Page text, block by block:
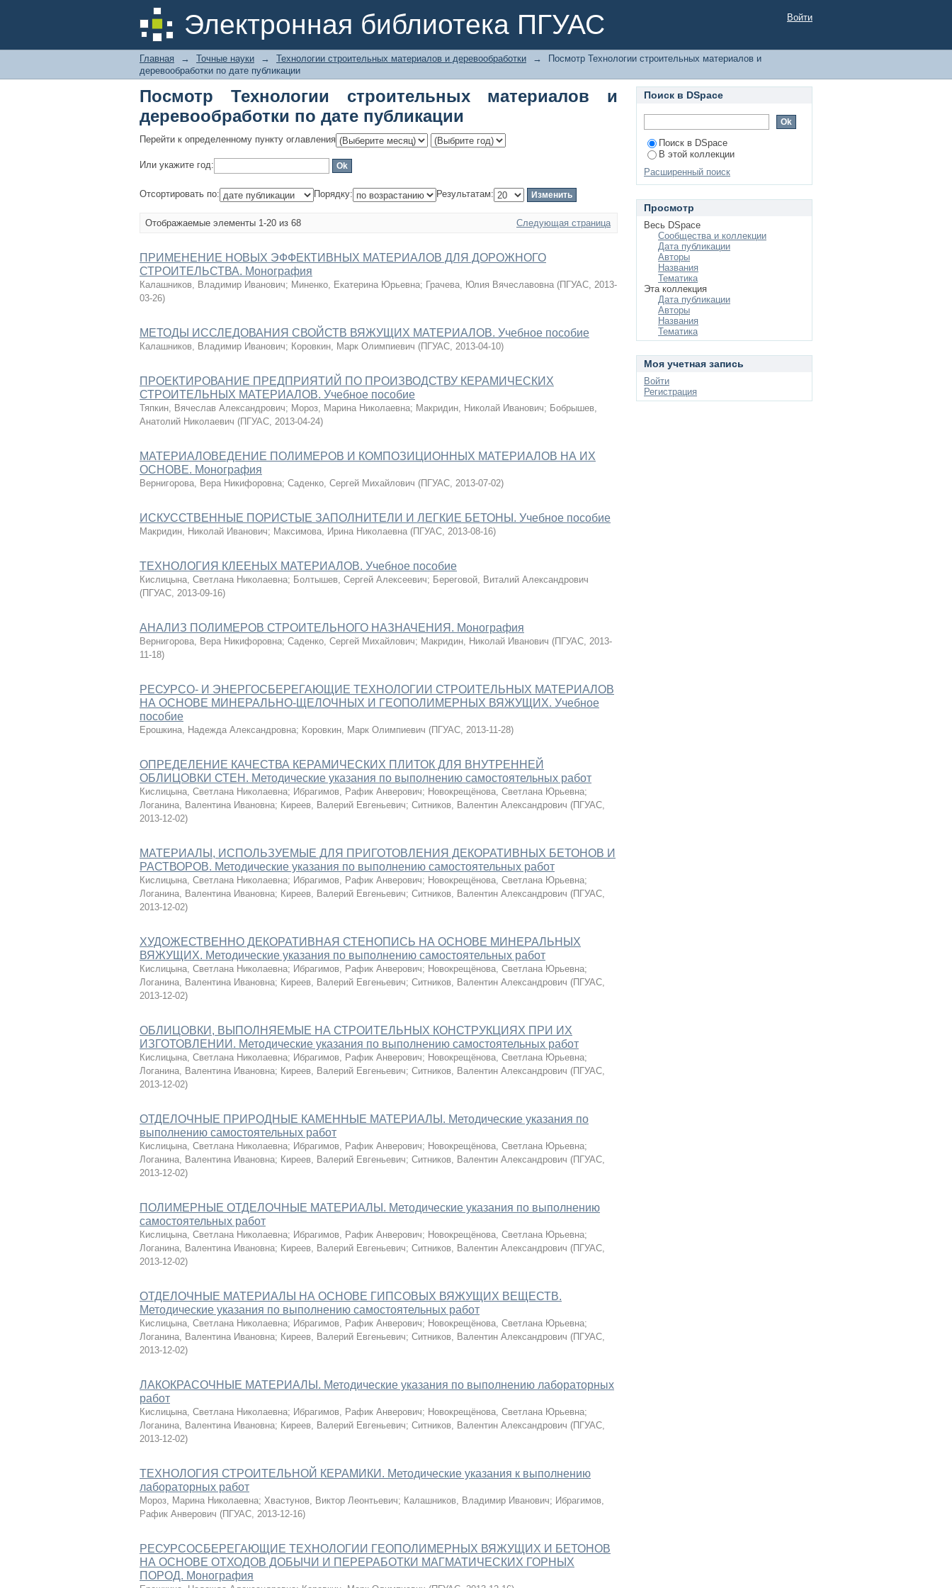
Электронная библиотека ПГУАС
Посмотр Технологии строительных материалов и деревообработки по дате
публикации
Войти
Главная → Точные науки → Технологии строительных материалов и деревообработки →
Посмотр Технологии строительных материалов и
деревообработки по дате публикации
Посмотр Технологии строительных материалов и
деревообработки по дате публикации
Перейти к определенному пункту оглавления
Или укажите год:
Отсортировать по: Порядку: Результатам:
Отображаемые элементы 1-20 из 68 Следующая страница
ПРИМЕНЕНИЕ НОВЫХ ЭФФЕКТИВНЫХ МАТЕРИАЛОВ ДЛЯ ДОРОЖНОГО
СТРОИТЕЛЬСТВА. Монография
Калашников, Владимир Иванович; Миненко, Екатерина Юрьевна; Грачева, Юлия Вячеславовна (ПГУАС, 2013-
03-26)
МЕТОДЫ ИССЛЕДОВАНИЯ СВОЙСТВ ВЯЖУЩИХ МАТЕРИАЛОВ. Учебное пособие
Калашников, Владимир Иванович; Коровкин, Марк Олимпиевич (ПГУАС, 2013-04-10)
ПРОЕКТИРОВАНИЕ ПРЕДПРИЯТИЙ ПО ПРОИЗВОДСТВУ КЕРАМИЧЕСКИХ
СТРОИТЕЛЬНЫХ МАТЕРИАЛОВ. Учебное пособие
Тяпкин, Вячеслав Александрович; Мороз, Марина Николаевна; Макридин, Николай Иванович; Бобрышев,
Анатолий Николаевич (ПГУАС, 2013-04-24)
МАТЕРИАЛОВЕДЕНИЕ ПОЛИМЕРОВ И КОМПОЗИЦИОННЫХ МАТЕРИАЛОВ НА ИХ
ОСНОВЕ. Монография
Вернигорова, Вера Никифоровна; Саденко, Сергей Михайлович (ПГУАС, 2013-07-02)
ИСКУССТВЕННЫЕ ПОРИСТЫЕ ЗАПОЛНИТЕЛИ И ЛЕГКИЕ БЕТОНЫ. Учебное пособие
Макридин, Николай Иванович; Максимова, Ирина Николаевна (ПГУАС, 2013-08-16)
ТЕХНОЛОГИЯ КЛЕЕНЫХ МАТЕРИАЛОВ. Учебное пособие
Кислицына, Светлана Николаевна; Болтышев, Сергей Алексеевич; Береговой, Виталий Александрович
(ПГУАС, 2013-09-16)
АНАЛИЗ ПОЛИМЕРОВ СТРОИТЕЛЬНОГО НАЗНАЧЕНИЯ. Монография
Вернигорова, Вера Никифоровна; Саденко, Сергей Михайлович; Макридин, Николай Иванович (ПГУАС, 2013-
11-18)
РЕСУРСО- И ЭНЕРГОСБЕРЕГАЮЩИЕ ТЕХНОЛОГИИ СТРОИТЕЛЬНЫХ МАТЕРИАЛОВ
НА ОСНОВЕ МИНЕРАЛЬНО-ЩЕЛОЧНЫХ И ГЕОПОЛИМЕРНЫХ ВЯЖУЩИХ. Учебное
пособие
Ерошкина, Надежда Александровна; Коровкин, Марк Олимпиевич (ПГУАС, 2013-11-28)
ОПРЕДЕЛЕНИЕ КАЧЕСТВА КЕРАМИЧЕСКИХ ПЛИТОК ДЛЯ ВНУТРЕННЕЙ
ОБЛИЦОВКИ СТЕН. Методические указания по выполнению самостоятельных работ
Кислицына, Светлана Николаевна; Ибрагимов, Рафик Анверович; Новокрещёнова, Светлана Юрьевна;
Логанина, Валентина Ивановна; Киреев, Валерий Евгеньевич; Ситников, Валентин Александрович (ПГУАС,
2013-12-02)
МАТЕРИАЛЫ, ИСПОЛЬЗУЕМЫЕ ДЛЯ ПРИГОТОВЛЕНИЯ ДЕКОРАТИВНЫХ БЕТОНОВ И
РАСТВОРОВ. Методические указания по выполнению самостоятельных работ
Кислицына, Светлана Николаевна; Ибрагимов, Рафик Анверович; Новокрещёнова, Светлана Юрьевна;
Логанина, Валентина Ивановна; Киреев, Валерий Евгеньевич; Ситников, Валентин Александрович (ПГУАС,
2013-12-02)
ХУДОЖЕСТВЕННО ДЕКОРАТИВНАЯ СТЕНОПИСЬ НА ОСНОВЕ МИНЕРАЛЬНЫХ
ВЯЖУЩИХ. Методические указания по выполнению самостоятельных работ
Кислицына, Светлана Николаевна; Ибрагимов, Рафик Анверович; Новокрещёнова, Светлана Юрьевна;
Логанина, Валентина Ивановна; Киреев, Валерий Евгеньевич; Ситников, Валентин Александрович (ПГУАС,
2013-12-02)
ОБЛИЦОВКИ, ВЫПОЛНЯЕМЫЕ НА СТРОИТЕЛЬНЫХ КОНСТРУКЦИЯХ ПРИ ИХ
ИЗГОТОВЛЕНИИ. Методические указания по выполнению самостоятельных работ
Кислицына, Светлана Николаевна; Ибрагимов, Рафик Анверович; Новокрещёнова, Светлана Юрьевна;
Логанина, Валентина Ивановна; Киреев, Валерий Евгеньевич; Ситников, Валентин Александрович (ПГУАС,
2013-12-02)
ОТДЕЛОЧНЫЕ ПРИРОДНЫЕ КАМЕННЫЕ МАТЕРИАЛЫ. Методические указания по
выполнению самостоятельных работ
Кислицына, Светлана Николаевна; Ибрагимов, Рафик Анверович; Новокрещёнова, Светлана Юрьевна;
Логанина, Валентина Ивановна; Киреев, Валерий Евгеньевич; Ситников, Валентин Александрович (ПГУАС,
2013-12-02)
ПОЛИМЕРНЫЕ ОТДЕЛОЧНЫЕ МАТЕРИАЛЫ. Методические указания по выполнению
самостоятельных работ
Кислицына, Светлана Николаевна; Ибрагимов, Рафик Анверович; Новокрещёнова, Светлана Юрьевна;
Логанина, Валентина Ивановна; Киреев, Валерий Евгеньевич; Ситников, Валентин Александрович (ПГУАС,
2013-12-02)
ОТДЕЛОЧНЫЕ МАТЕРИАЛЫ НА ОСНОВЕ ГИПСОВЫХ ВЯЖУЩИХ ВЕЩЕСТВ.
Методические указания по выполнению самостоятельных работ
Кислицына, Светлана Николаевна; Ибрагимов, Рафик Анверович; Новокрещёнова, Светлана Юрьевна;
Логанина, Валентина Ивановна; Киреев, Валерий Евгеньевич; Ситников, Валентин Александрович (ПГУАС,
2013-12-02)
ЛАКОКРАСОЧНЫЕ МАТЕРИАЛЫ. Методические указания по выполнению лабораторных
работ
Кислицына, Светлана Николаевна; Ибрагимов, Рафик Анверович; Новокрещёнова, Светлана Юрьевна;
Логанина, Валентина Ивановна; Киреев, Валерий Евгеньевич; Ситников, Валентин Александрович (ПГУАС,
2013-12-02)
ТЕХНОЛОГИЯ СТРОИТЕЛЬНОЙ КЕРАМИКИ. Методические указания к выполнению
лабораторных работ
Мороз, Марина Николаевна; Хвастунов, Виктор Леонтьевич; Калашников, Владимир Иванович; Ибрагимов,
Рафик Анверович (ПГУАС, 2013-12-16)
РЕСУРСОСБЕРЕГАЮЩИЕ ТЕХНОЛОГИИ ГЕОПОЛИМЕРНЫХ ВЯЖУЩИХ И БЕТОНОВ
НА ОСНОВЕ ОТХОДОВ ДОБЫЧИ И ПЕРЕРАБОТКИ МАГМАТИЧЕСКИХ ГОРНЫХ
ПОРОД. Монография
Поиск в DSpace
Поиск в DSpace
В этой коллекции
Расширенный поиск
Просмотр
Весь DSpace
Сообщества и коллекции
Дата публикации
Авторы
Названия
Тематика
Эта коллекция
Дата публикации
Авторы
Названия
Тематика
Моя учетная запись
Войти
Регистрация